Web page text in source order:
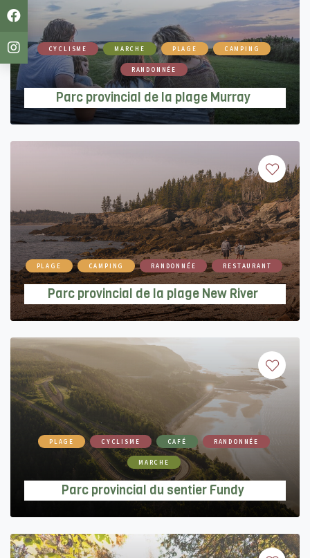
CYCLISME MARCHE PLAGE CAMPING
RANDONNÉE
Parc provincial de la plage Murray
PLAGE CAMPING RANDONNÉE RESTAURANT
Parc provincial de la plage New River
PLAGE CYCLISME CAFÉ RANDONNÉE
MARCHE
Parc provincial du sentier Fundy